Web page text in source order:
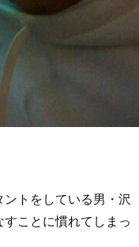
トをしている男・沢
ことに慣れてしまっ